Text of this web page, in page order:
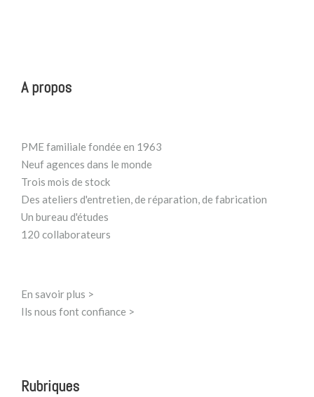
A propos
PME familiale fondée en 1963
Neuf agences dans le monde
Trois mois de stock
Des ateliers d'entretien, de réparation, de fabrication
Un bureau d'études
120 collaborateurs
En savoir plus >
Ils nous font confiance >
Rubriques